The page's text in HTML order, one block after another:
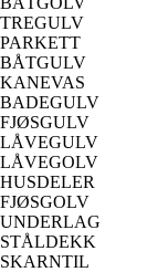
TREGULV
PARKETT
BÅTGULV
KANEVAS
BADEGULV
FJØSGULV
LÅVEGULV
LÅVEGOLV
HUSDELER
FJØSGOLV
UNDERLAG
STÅLDEKK
SKARNTIL